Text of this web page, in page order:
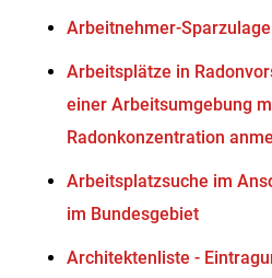
Arbeitnehmer-
Arbeitsplätze in
einer Arbeitsumgebung
Radonkonzentration
Arbeitsplatzsuche im
im Bundesgebiet
Architektenliste -